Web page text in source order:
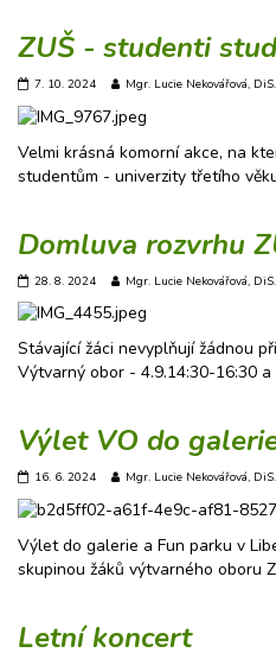
ZUŠ - studenti
7. 10. 2024 Mgr. Lucie Nekovářová, DiS.
Velmi krásná komorní akce, na
studentům - univerzity třetího
Domluva rozvrhu
28. 8. 2024 Mgr. Lucie Nekovářová, DiS.
Stávající žáci nevyplňují žádnou
Výtvarný obor - 4.9.14:30-16:30 a
Výlet VO do
16. 6. 2024 Mgr. Lucie Nekovářová, DiS.
Výlet do galerie a Fun parku v
skupinou žáků výtvarného oboru
Letní koncert